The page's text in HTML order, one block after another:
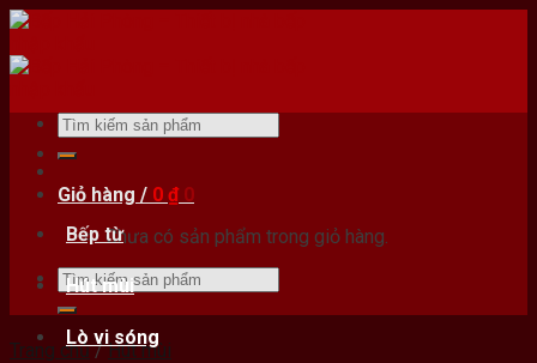
Skip
content
Bếp từ
Hút mùi
Lò vi sóng
Tìm
kiếm:
Giỏ hàng / 0 ₫ 0
Chưa có sản phẩm trong giỏ hàng.
Tìm
kiếm:
Trang chủ / Hút mùi